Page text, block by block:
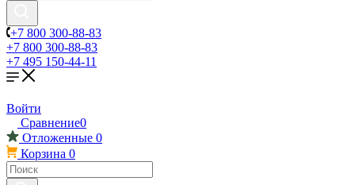
+7 800 300-88-83
+7 800 300-88-83
+7 495 150-44-11
Войти
Сравнение0
Отложенные 0
Корзина 0